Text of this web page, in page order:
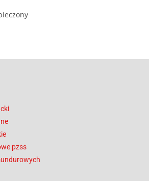
pzss